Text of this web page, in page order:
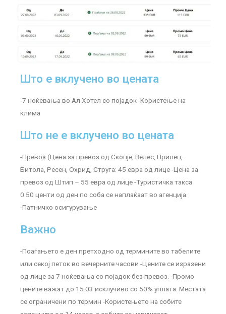
Што е вклучено во цената
-7 ноќевања во Ал Хотел со појадок -Користење на
клима
Што не е вклучено во цената
-Превоз (Цена за превоз од Скопје, Велес, Прилеп,
Битола, Ресен, Охрид, Струга: 45 евра од лице -Цена за
превоз од Штип – 55 евра од лице -Туристичка такса
0.50 центи од ден по соба се наплаќаат во агенција.
-Патничко осигурување
Важно
-Поаѓањето е ден претходно од термините во табелите
или секој петок во вечерните часови -Цените се изразени
од лице за 7 ноќевања со појадок без превоз. -Промо
цените важат до 15.03 исклучиво со 50% уплата. Местата
се ограничени по термин -Користењето на собите